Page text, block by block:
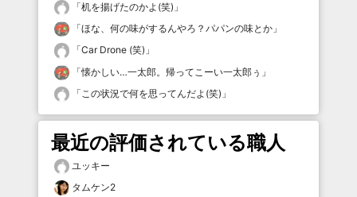
「机を揚げたのかよ(笑) 」
「ほな、何の味がするんやろ？パパンの味とか 」
「Car Drone (笑) 」
「懐かしい…一太郎。帰ってこーい一太郎ぅ 」
「 この状況で何を思ってんだよ(笑) 」
最近の評価されている職人
ユッキー
タムケン2